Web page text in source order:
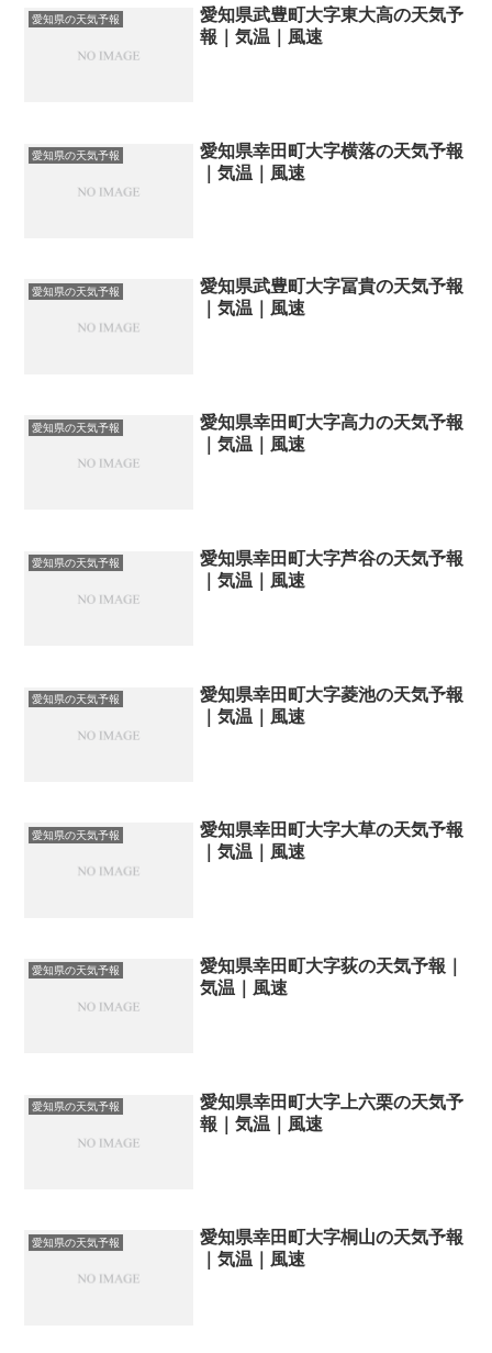
愛知県の天気予報
愛知県武豊町大字東大高の天気予
報｜気温｜風速
愛知県の天気予報
愛知県幸田町大字横落の天気予報
｜気温｜風速
愛知県の天気予報
愛知県武豊町大字冨貴の天気予報
｜気温｜風速
愛知県の天気予報
愛知県幸田町大字高力の天気予報
｜気温｜風速
愛知県の天気予報
愛知県幸田町大字芦谷の天気予報
｜気温｜風速
愛知県の天気予報
愛知県幸田町大字菱池の天気予報
｜気温｜風速
愛知県の天気予報
愛知県幸田町大字大草の天気予報
｜気温｜風速
愛知県の天気予報
愛知県幸田町大字荻の天気予報｜
気温｜風速
愛知県の天気予報
愛知県幸田町大字上六栗の天気予
報｜気温｜風速
愛知県の天気予報
愛知県幸田町大字桐山の天気予報
｜気温｜風速